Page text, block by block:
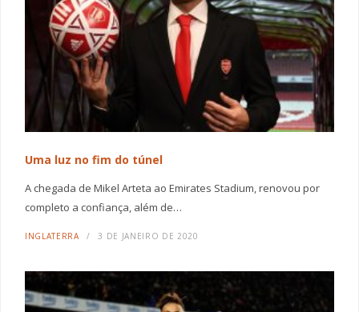
Uma luz no fim do túnel
A chegada de Mikel Arteta ao Emirates Stadium, renovou por
completo a confiança, além de…
INGLATERRA 3 DE JANEIRO DE 2020